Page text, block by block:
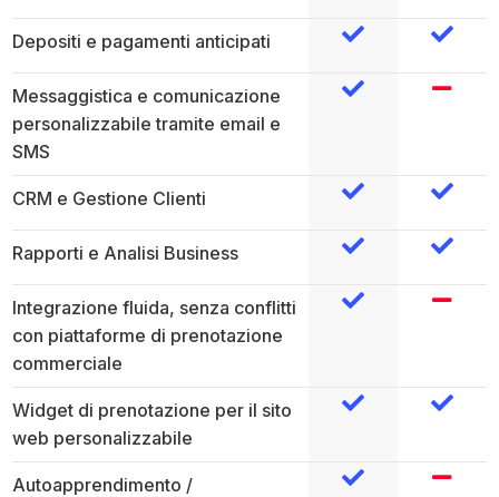
Depositi e pagamenti anticipati
Messaggistica e comunicazione
personalizzabile tramite email e
SMS
CRM e Gestione Clienti
Rapporti e Analisi Business
Integrazione fluida, senza conflitti
con piattaforme di prenotazione
commerciale
Widget di prenotazione per il sito
web personalizzabile
Autoapprendimento /